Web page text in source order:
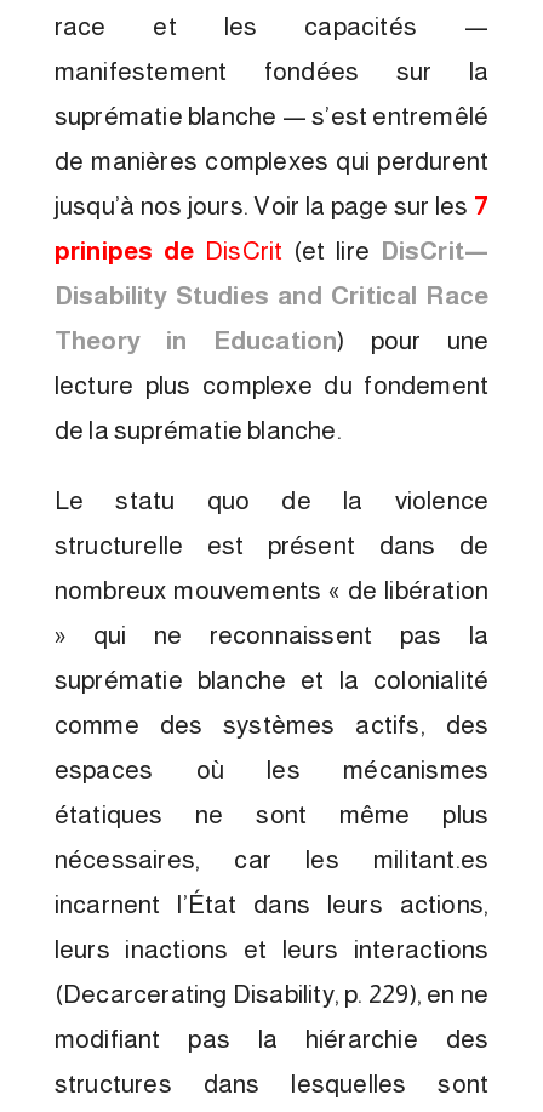
race et les capacités —
manifestement fondées sur la
suprématie blanche — s’est entremêlé
de manières complexes qui perdurent
jusqu’à nos jours. Voir la page sur les 7
prinipes de DisCrit (et lire DisCrit—
Disability Studies and Critical Race
Theory in Education) pour une
lecture plus complexe du fondement
de la suprématie blanche.
Le statu quo de la violence
structurelle est présent dans de
nombreux mouvements « de libération
» qui ne reconnaissent pas la
suprématie blanche et la colonialité
comme des systèmes actifs, des
espaces où les mécanismes
étatiques ne sont même plus
nécessaires, car les militant.es
incarnent l’État dans leurs actions,
leurs inactions et leurs interactions
(Decarcerating Disability, p. 229), en ne
modifiant pas la hiérarchie des
structures dans lesquelles sont